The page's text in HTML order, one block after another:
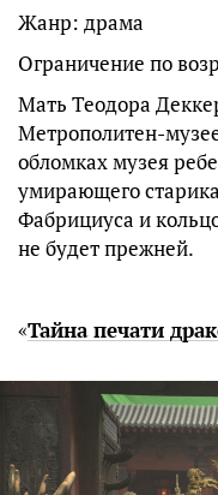
Жанр: драма
Ограничение по
Мать Теодора
Метрополитен-
обломках музея
умирающего
Фабрициуса и
не будет прежней.
«Тайна печати